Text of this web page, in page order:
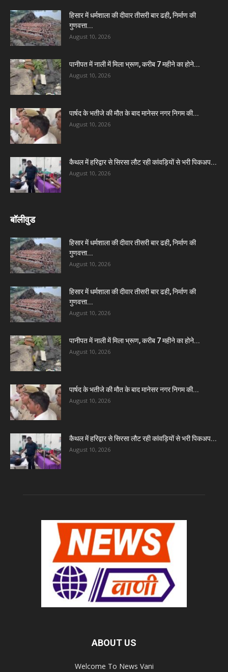
हिसार में धर्मशाला की दीवार तीसरी बार ढही, निर्माण की
गुणवत्ता...
August 10, 2026
पानीपत में नाली में मिला भ्रूण, करीब 7 महीने का होने...
August 10, 2026
पार्षद के भतीजे की मौत के बाद मानेसर नगर निगम की...
August 10, 2026
कैथल में हरिद्वार से सिरसा लौट रही कांवड़ियों से भरी पिकअप...
August 10, 2026
बॉलीवुड
हिसार में धर्मशाला की दीवार तीसरी बार ढही, निर्माण की
गुणवत्ता...
August 10, 2026
हिसार में धर्मशाला की दीवार तीसरी बार ढही, निर्माण की
गुणवत्ता...
August 10, 2026
पानीपत में नाली में मिला भ्रूण, करीब 7 महीने का होने...
August 10, 2026
पार्षद के भतीजे की मौत के बाद मानेसर नगर निगम की...
August 10, 2026
कैथल में हरिद्वार से सिरसा लौट रही कांवड़ियों से भरी पिकअप...
August 10, 2026
ABOUT US
Welcome To News Vani